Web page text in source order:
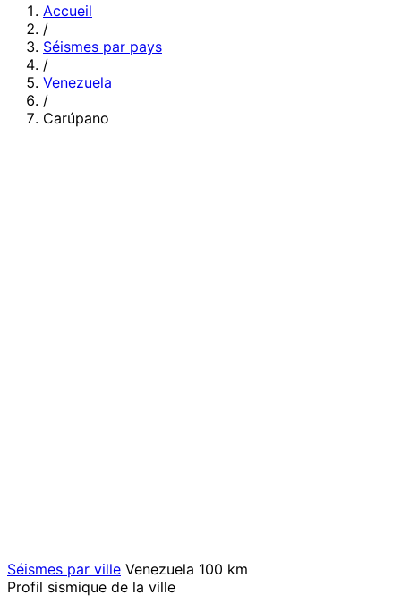
Accueil
/
Séismes par pays
/
Venezuela
/
Carúpano
Séismes par ville Venezuela 100 km
Profil sismique de la ville